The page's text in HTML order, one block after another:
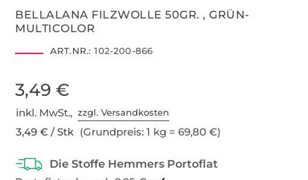
BELLALANA FILZWOLLE 50GR. , GRÜN-
MULTICOLOR
ART.NR.: 102-200-866
3,49 €
inkl. MwSt.,zzgl. Versandkosten
3,49 € / Stk (Grundpreis: 1 kg = 69,80 €)